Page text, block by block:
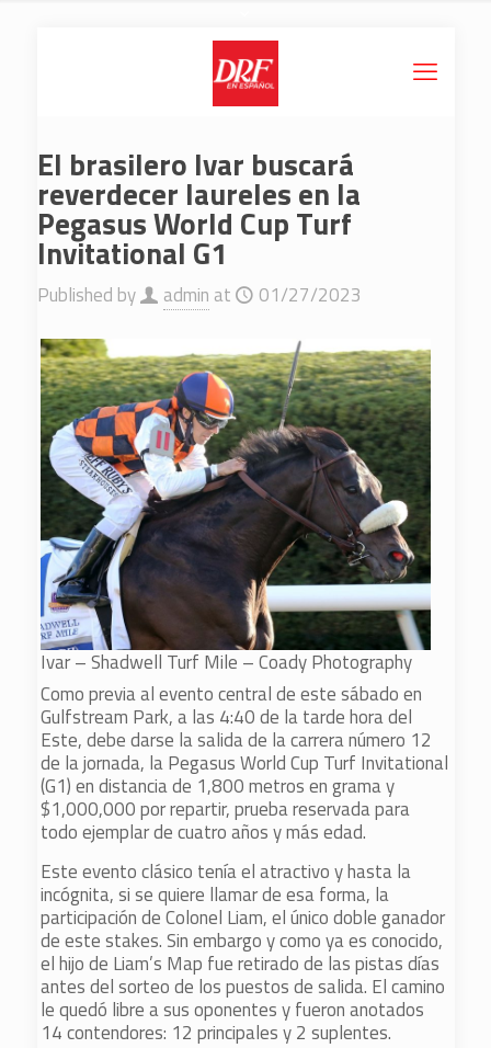
El brasilero Ivar buscará
reverdecer laureles en la
Pegasus World Cup Turf
Invitational G1
Published by admin at 01/27/2023
Ivar – Shadwell Turf Mile – Coady Photography
Como previa al evento central de este sábado en
Gulfstream Park, a las 4:40 de la tarde hora del
Este, debe darse la salida de la carrera número 12
de la jornada, la Pegasus World Cup Turf Invitational
(G1) en distancia de 1,800 metros en grama y
$1,000,000 por repartir, prueba reservada para
todo ejemplar de cuatro años y más edad.
Este evento clásico tenía el atractivo y hasta la
incógnita, si se quiere llamar de esa forma, la
participación de Colonel Liam, el único doble ganador
de este stakes. Sin embargo y como ya es conocido,
el hijo de Liam’s Map fue retirado de las pistas días
antes del sorteo de los puestos de salida. El camino
le quedó libre a sus oponentes y fueron anotados
14 contendores: 12 principales y 2 suplentes.